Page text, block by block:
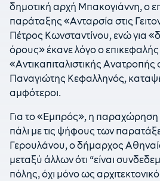
δημοτική αρχή Μπακογιάννη, ο
παράταξης «Ανταρσία στις
Πέτρος Κωνσταντίνου, ενώ για
όρους» έκανε λόγο ο επικεφαλής
«Αντικαπιταλιστικής
Παναγιώτης Κεφαλληνός,
αμφότεροι.
Για το «Εμπρός», η παραχώρηση
πάλι με τις ψήφους των
Γερουλάνου, ο δήμαρχος
μεταξύ άλλων ότι “είναι
πόλης, όχι μόνο ως